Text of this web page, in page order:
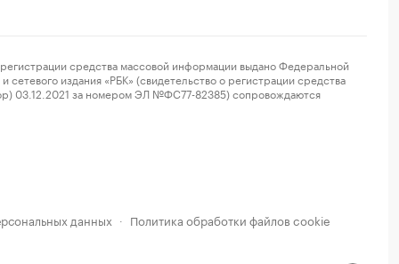
средства массовой информации выдано Федеральной
издания «РБК» (свидетельство о регистрации средства
03.12.2021 за номером ЭЛ №ФС77-82385) сопровождаются
данных · Политика обработки файлов cookie